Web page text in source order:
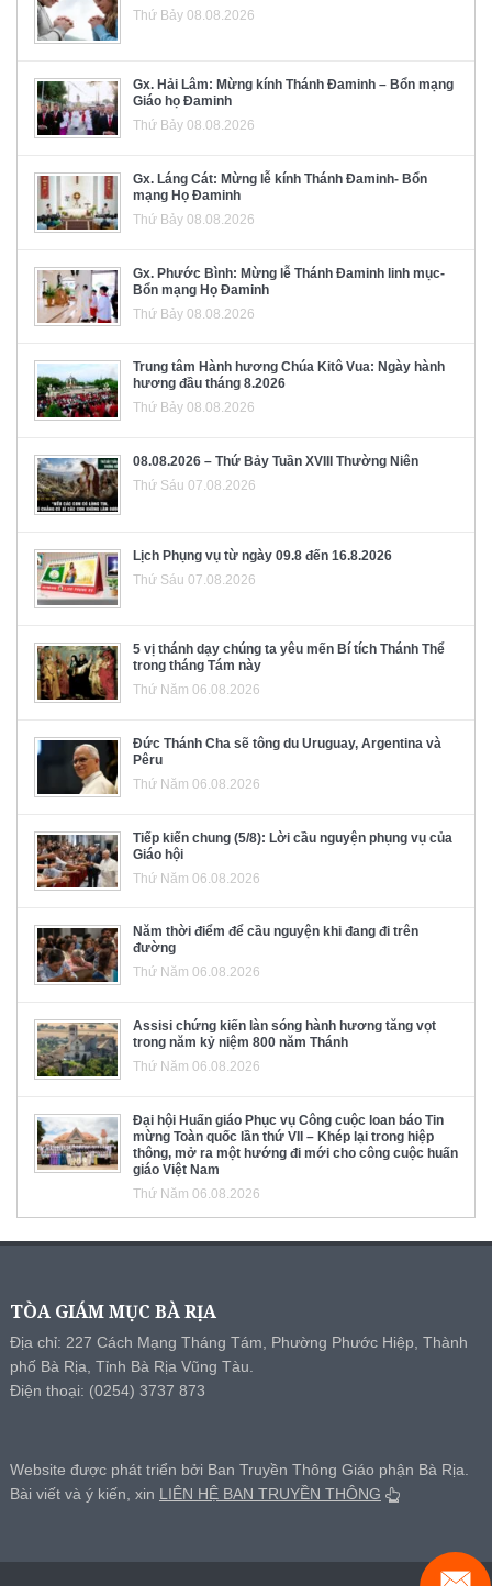
Thứ Bảy 08.08.2026
Gx. Hải Lâm: Mừng kính Thánh Đaminh – Bổn mạng
Giáo họ Đaminh
Thứ Bảy 08.08.2026
Gx. Láng Cát: Mừng lễ kính Thánh Đaminh- Bổn
mạng Họ Đaminh
Thứ Bảy 08.08.2026
Gx. Phước Bình: Mừng lễ Thánh Đaminh linh mục-
Bổn mạng Họ Đaminh
Thứ Bảy 08.08.2026
Trung tâm Hành hương Chúa Kitô Vua: Ngày hành
hương đầu tháng 8.2026
Thứ Bảy 08.08.2026
08.08.2026 – Thứ Bảy Tuần XVIII Thường Niên
Thứ Sáu 07.08.2026
Lịch Phụng vụ từ ngày 09.8 đến 16.8.2026
Thứ Sáu 07.08.2026
5 vị thánh dạy chúng ta yêu mến Bí tích Thánh Thể
trong tháng Tám này
Thứ Năm 06.08.2026
Đức Thánh Cha sẽ tông du Uruguay, Argentina và
Pêru
Thứ Năm 06.08.2026
Tiếp kiến chung (5/8): Lời cầu nguyện phụng vụ của
Giáo hội
Thứ Năm 06.08.2026
Năm thời điểm để cầu nguyện khi đang đi trên
đường
Thứ Năm 06.08.2026
Assisi chứng kiến làn sóng hành hương tăng vọt
trong năm kỷ niệm 800 năm Thánh
Thứ Năm 06.08.2026
Đại hội Huấn giáo Phục vụ Công cuộc loan báo Tin
mừng Toàn quốc lần thứ VII – Khép lại trong hiệp
thông, mở ra một hướng đi mới cho công cuộc huấn
giáo Việt Nam
Thứ Năm 06.08.2026
TÒA GIÁM MỤC BÀ RỊA
Địa chỉ: 227 Cách Mạng Tháng Tám, Phường Phước Hiệp, Thành
phố Bà Rịa, Tỉnh Bà Rịa Vũng Tàu.
Điện thoại: (0254) 3737 873
Website được phát triển bởi Ban Truyền Thông Giáo phận Bà Rịa.
Bài viết và ý kiến, xin LIÊN HỆ BAN TRUYỀN THÔNG